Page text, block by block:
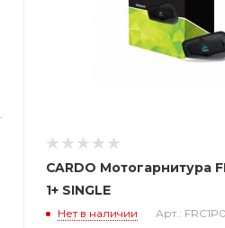
CARDO Мотогарнитура
1+ SINGLE
Нет в наличии Арт.: